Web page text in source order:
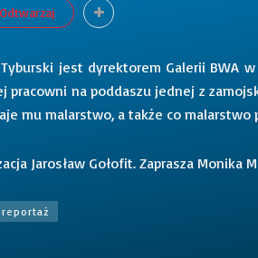
Odtwarzaj
Tyburski jest dyrektorem Galerii BWA
pracowni na poddaszu jednej z
mu malarstwo, a także co malarstwo
Jarosław Gołofit. Zaprasza Monika
reportaż